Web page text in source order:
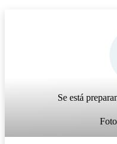
Se está